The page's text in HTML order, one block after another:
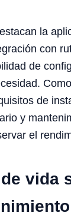
la
con
de
de
y
el
vida